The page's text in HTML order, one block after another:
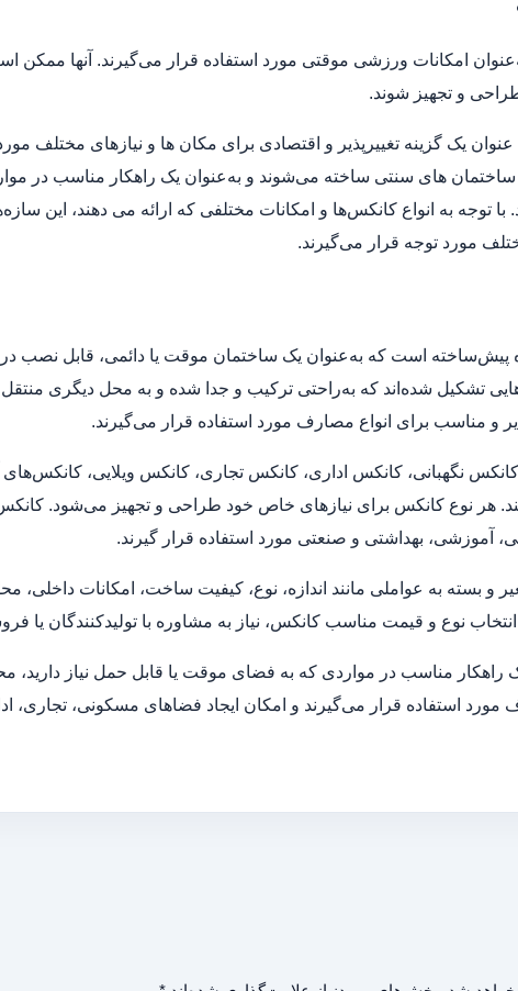
امکانات ورزشی موقتی مورد استفاده قرار می‌گیرند. آنها
و تجهیز شوند.
یک گزینه تغییرپذیر و اقتصادی برای مکان‌ ها و نیازهای مختلف
ساختمان‌ های سنتی ساخته می‌شوند و به‌عنوان یک راهکار مناسب در
توجه به انواع کانکس‌ها و امکانات مختلفی که ارائه می‌ دهند، این
مورد توجه قرار می‌گیرند.
است که به‌عنوان یک ساختمان موقت یا دائمی، قابل نصب
تشکیل شده‌اند که به‌راحتی ترکیب و جدا شده و به محل دیگری
و مناسب برای انواع مصارف مورد استفاده قرار می‌گیرند.
نگهبانی، کانکس اداری، کانکس تجاری، کانکس ویلایی،
هر نوع کانکس برای نیازهای خاص خود طراحی و تجهیز می‌شود.
آموزشی، بهداشتی و صنعتی مورد استفاده قرار گیرند.
و بسته به عواملی مانند اندازه، نوع، کیفیت ساخت، امکانات داخلی،
نوع و قیمت مناسب کانکس، نیاز به مشاوره با تولیدکنندگان یا
راهکار مناسب در مواردی که به فضای موقت یا قابل حمل نیاز دارید،
مورد استفاده قرار می‌گیرند و امکان ایجاد فضاهای مسکونی، تجاری،